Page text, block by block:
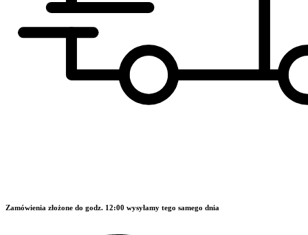
Zamówienia złożone do godz. 12:00 wysyłamy tego samego dnia